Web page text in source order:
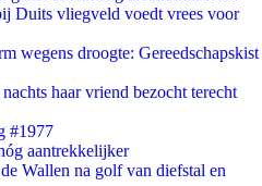
Duits vliegveld voedt vrees voor
wegens droogte: Gereedschapskist
haar vriend bezocht terecht
#1977
aantrekkelijker
Wallen na golf van diefstal en